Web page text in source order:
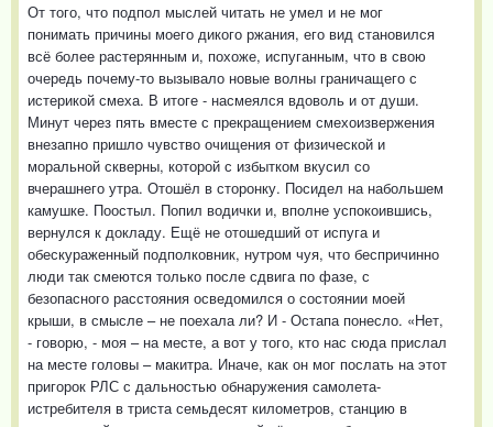
От того, что подпол мыслей читать не умел и не мог
понимать причины моего дикого ржания, его вид становился
всё более растерянным и, похоже, испуганным, что в свою
очередь почему-то вызывало новые волны граничащего с
истерикой смеха. В итоге - насмеялся вдоволь и от души.
Минут через пять вместе с прекращением смехоизвержения
внезапно пришло чувство очищения от физической и
моральной скверны, которой с избытком вкусил со
вчерашнего утра. Отошёл в сторонку. Посидел на набольшем
камушке. Поостыл. Попил водички и, вполне успокоившись,
вернулся к докладу. Ещё не отошедший от испуга и
обескураженный подполковник, нутром чуя, что беспричинно
люди так смеются только после сдвига по фазе, с
безопасного расстояния осведомился о состоянии моей
крыши, в смысле – не поехала ли? И - Остапа понесло. «Нет,
- говорю, - моя – на месте, а вот у того, кто нас сюда прислал
на месте головы – макитра. Иначе, как он мог послать на этот
пригорок РЛС с дальностью обнаружения самолета-
истребителя в триста семьдесят километров, станцию в